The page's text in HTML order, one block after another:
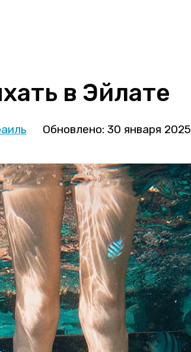
в Эйлате
Обновлено: 30 января 2025